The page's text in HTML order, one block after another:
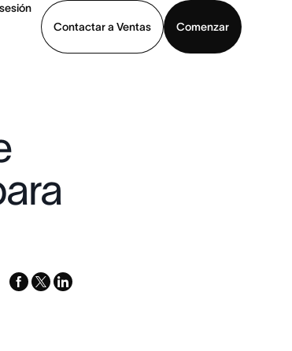
Contactar a Ventas
Comenzar
facebook
x-
linkedin